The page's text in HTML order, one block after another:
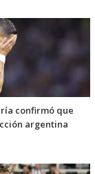
confirmó que
argentina